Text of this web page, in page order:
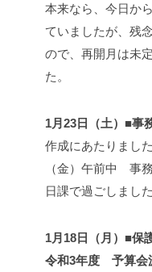
本来なら、今日か
ていましたが、残
ので、再開月は未
た。
1月23日（土）■事
作成にあたりました
（金） 午前中 事
日課で過ごしました
1月18日（月）■保
令和3年度 予算会